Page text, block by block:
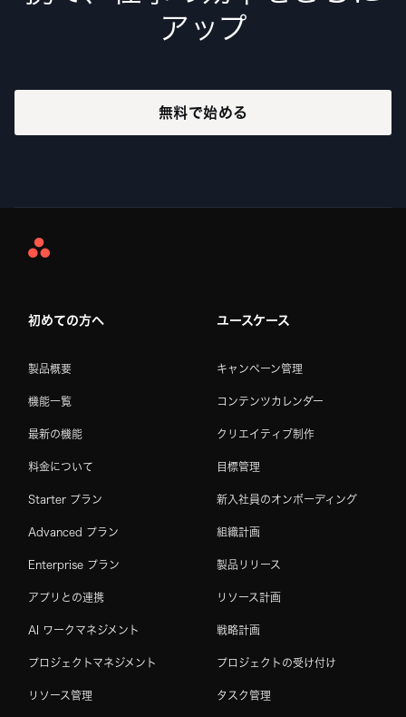
アップ
無料で始める
Asana
初めての方へ
製品概要
機能一覧
最新の機能
料金について
Starter プラン
Advanced プラン
Enterprise プラン
アプリとの連携
AI ワークマネジメント
プロジェクトマネジメント
リソース管理
ユースケース
キャンペーン管理
コンテンツカレンダー
クリエイティブ制作
目標管理
新入社員のオンボーディング
組織計画
製品リリース
リソース計画
戦略計画
プロジェクトの受け付け
タスク管理